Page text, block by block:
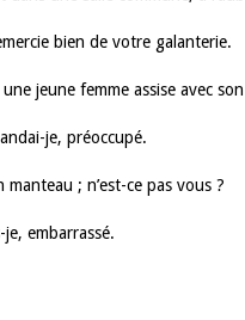
bien de votre galanterie.
une jeune femme assise avec
je, préoccupé.
; n’est-ce pas vous ?
embarrassé.